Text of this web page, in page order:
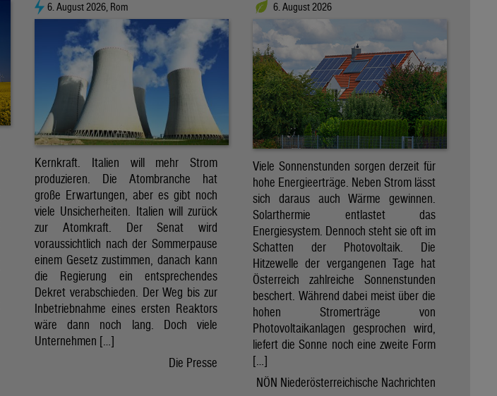
6. August 2026, Rom
Kernkraft. Italien will mehr Strom
produzieren. Die Atombranche hat
große Erwartungen, aber es gibt noch
viele Unsicherheiten. Italien will zurück
zur Atomkraft. Der Senat wird
voraussichtlich nach der Sommerpause
einem Gesetz zustimmen, danach kann
die Regierung ein entsprechendes
Dekret verabschieden. Der Weg bis zur
Inbetriebnahme eines ersten Reaktors
wäre dann noch lang. Doch viele
Unternehmen […]
Die Presse
6. August 2026
Viele Sonnenstunden sorgen derzeit für
hohe Energieerträge. Neben Strom lässt
sich daraus auch Wärme gewinnen.
Solarthermie entlastet das
Energiesystem. Dennoch steht sie oft im
Schatten der Photovoltaik. Die
Hitzewelle der vergangenen Tage hat
Österreich zahlreiche Sonnenstunden
beschert. Während dabei meist über die
hohen Stromerträge von
Photovoltaikanlagen gesprochen wird,
liefert die Sonne noch eine zweite Form
[…]
NÖN Niederösterreichische Nachrichten